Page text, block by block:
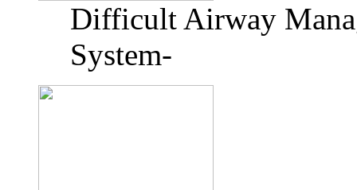
Difficult Airway
System-